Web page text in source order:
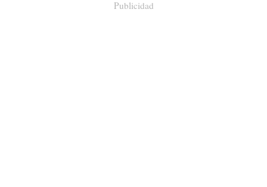
Publicidad